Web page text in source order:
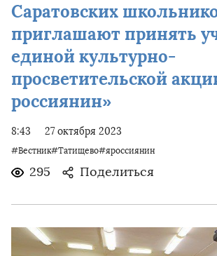
Саратовских
приглашают принять
единой культурно-
просветительской
россиянин»
8:43 27 октября 2023
#Вестник#Татищево#яроссиянин
295 Поделиться